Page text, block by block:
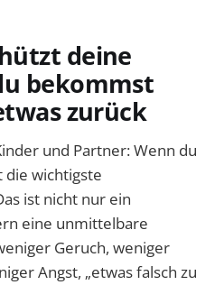
deine
bekommst
zurück
und Partner: Wenn du
die wichtigste
ist nicht nur ein
eine unmittelbare
Geruch, weniger
Angst, „etwas falsch zu